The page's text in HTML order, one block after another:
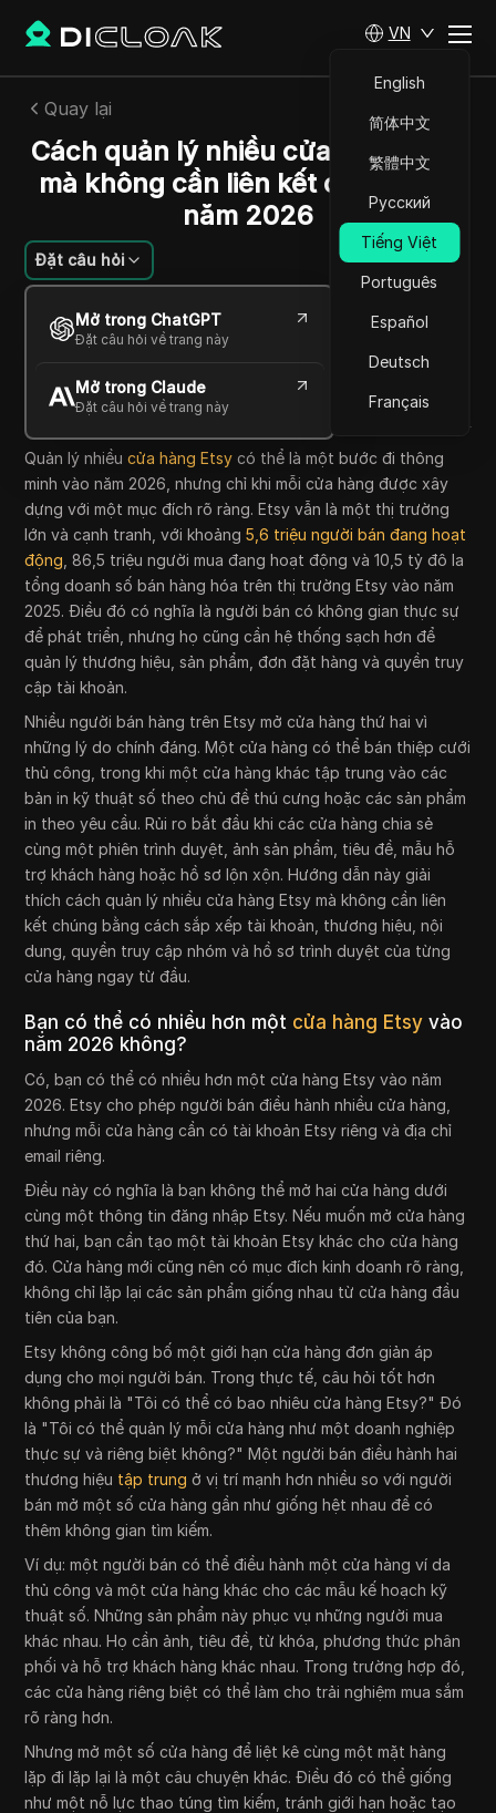
VN
English
简体中文
繁體中文
Русский
Tiếng Việt
Português
Español
Deutsch
Français
Quay lại
Cách quản lý nhiều cửa hàng Etsy
mà không cần liên kết chúng vào
năm 2026
Đặt câu hỏi
Mở trong ChatGPT
Đặt câu hỏi về trang này
Mở trong Claude
Đặt câu hỏi về trang này
Ana Costa
05 Th06 2026 11
Đọc trong giây phút
Copy Link
Quản lý nhiềucửa hàng Etsy có thể là một bước đi thông
minh vào năm 2026, nhưng chỉ khi mỗi cửa hàng được xây
dựng với một mục đích rõ ràng. Etsy vẫn là một thị trường
lớn và cạnh tranh, với khoảng5,6 triệu người bán đang hoạt
động , 86,5 triệu người mua đang hoạt động và 10,5 tỷ đô la
tổng doanh số bán hàng hóa trên thị trường Etsy vào năm
2025. Điều đó có nghĩa là người bán có không gian thực sự
để phát triển, nhưng họ cũng cần hệ thống sạch hơn để
quản lý thương hiệu, sản phẩm, đơn đặt hàng và quyền truy
cập tài khoản.
Nhiều người bán hàng trên Etsy mở cửa hàng thứ hai vì
những lý do chính đáng. Một cửa hàng có thể bán thiệp cưới
thủ công, trong khi một cửa hàng khác tập trung vào các
bản in kỹ thuật số theo chủ đề thú cưng hoặc các sản phẩm
in theo yêu cầu. Rủi ro bắt đầu khi các cửa hàng chia sẻ
cùng một phiên trình duyệt, ảnh sản phẩm, tiêu đề, mẫu hỗ
trợ khách hàng hoặc hồ sơ lộn xộn. Hướng dẫn này giải
thích cách quản lý nhiều cửa hàng Etsy mà không cần liên
kết chúng bằng cách sắp xếp tài khoản, thương hiệu, nội
dung, quyền truy cập nhóm và hồ sơ trình duyệt của từng
cửa hàng ngay từ đầu.
Bạn có thể có nhiều hơn một cửa hàng Etsy vào
năm 2026 không?
Có, bạn có thể có nhiều hơn một cửa hàng Etsy vào năm
2026. Etsy cho phép người bán điều hành nhiều cửa hàng,
nhưng mỗi cửa hàng cần có tài khoản Etsy riêng và địa chỉ
email riêng.
Điều này có nghĩa là bạn không thể mở hai cửa hàng dưới
cùng một thông tin đăng nhập Etsy. Nếu muốn mở cửa hàng
thứ hai, bạn cần tạo một tài khoản Etsy khác cho cửa hàng
đó. Cửa hàng mới cũng nên có mục đích kinh doanh rõ ràng,
không chỉ lặp lại các sản phẩm giống nhau từ cửa hàng đầu
tiên của bạn.
Etsy không công bố một giới hạn cửa hàng đơn giản áp
dụng cho mọi người bán. Trong thực tế, câu hỏi tốt hơn
không phải là "Tôi có thể có bao nhiêu cửa hàng Etsy?" Đó
là "Tôi có thể quản lý mỗi cửa hàng như một doanh nghiệp
thực sự và riêng biệt không?" Một người bán điều hành hai
thương hiệu tập trung ở vị trí mạnh hơn nhiều so với người
bán mở một số cửa hàng gần như giống hệt nhau để có
thêm không gian tìm kiếm.
Ví dụ: một người bán có thể điều hành một cửa hàng ví da
thủ công và một cửa hàng khác cho các mẫu kế hoạch kỹ
thuật số. Những sản phẩm này phục vụ những người mua
khác nhau. Họ cần ảnh, tiêu đề, từ khóa, phương thức phân
phối và hỗ trợ khách hàng khác nhau. Trong trường hợp đó,
các cửa hàng riêng biệt có thể làm cho trải nghiệm mua sắm
rõ ràng hơn.
Nhưng mở một số cửa hàng để liệt kê cùng một mặt hàng
lặp đi lặp lại là một câu chuyện khác. Điều đó có thể giống
như một nỗ lực thao túng tìm kiếm, tránh giới hạn hoặc tạo